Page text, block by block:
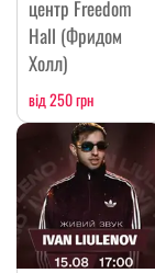
центр Freedom
Hall (Фридом
Холл)
від 250 грн